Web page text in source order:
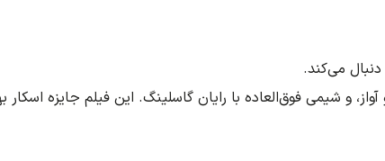
دنبال می‌کند.
و شیمی فوق‌العاده با رایان گاسلینگ. این فیلم جایزه اسکار